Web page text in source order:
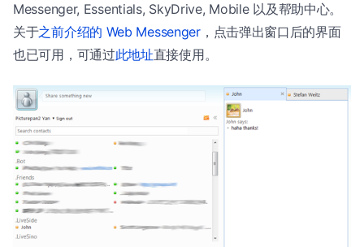
Messenger, Essentials, SkyDrive, Mobile 以及帮助中心。
关于之前介绍的 Web Messenger，点击弹出窗口后的界面
也已可用，可通过此地址直接使用。